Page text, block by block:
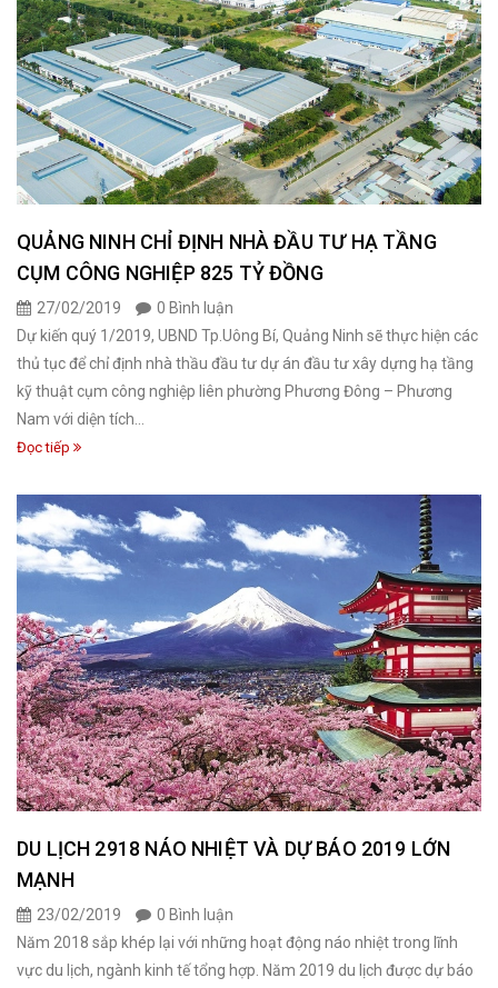
QUẢNG NINH CHỈ ĐỊNH NHÀ ĐẦU TƯ HẠ TẦNG
CỤM CÔNG NGHIỆP 825 TỶ ĐỒNG
27/02/2019
0 Bình luận
Dự kiến quý 1/2019, UBND Tp.Uông Bí, Quảng Ninh sẽ thực hiện các
thủ tục để chỉ định nhà thầu đầu tư dự án đầu tư xây dựng hạ tầng
kỹ thuật cụm công nghiệp liên phường Phương Đông – Phương
Nam với diện tích...
Đọc tiếp
DU LỊCH 2918 NÁO NHIỆT VÀ DỰ BÁO 2019 LỚN
MẠNH
23/02/2019
0 Bình luận
Năm 2018 sắp khép lại với những hoạt động náo nhiệt trong lĩnh
vực du lịch, ngành kinh tế tổng hợp. Năm 2019 du lịch được dự báo